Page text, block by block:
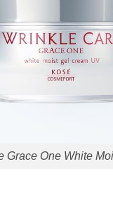
Grace One White